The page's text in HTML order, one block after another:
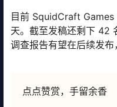
目前 SquidCraft
天。截至发稿还剩下 42
调查报告有望在后续发布
点点赞赏，手留余香